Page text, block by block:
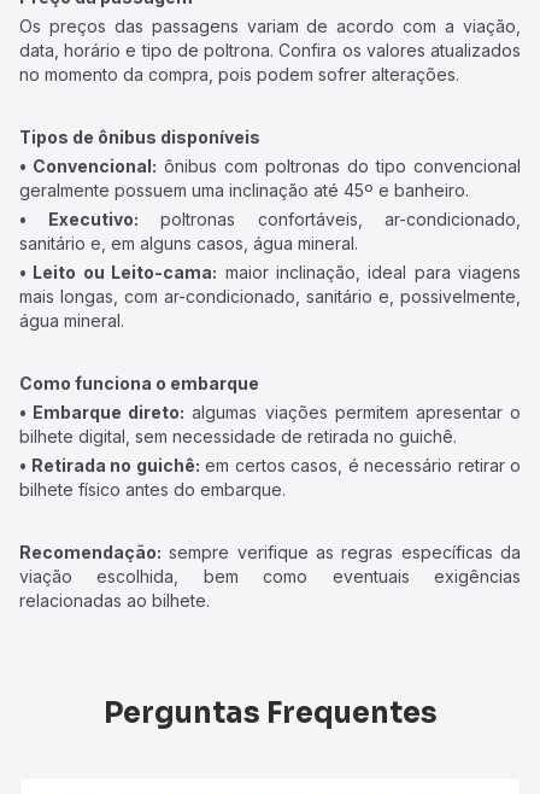
Os preços das passagens variam de acordo com a viação,
data, horário e tipo de poltrona. Confira os valores atualizados
no momento da compra, pois podem sofrer alterações.
Tipos de ônibus disponíveis
• Convencional: ônibus com poltronas do tipo convencional
geralmente possuem uma inclinação até 45º e banheiro.
• Executivo: poltronas confortáveis, ar-condicionado,
sanitário e, em alguns casos, água mineral.
• Leito ou Leito-cama: maior inclinação, ideal para viagens
mais longas, com ar-condicionado, sanitário e, possivelmente,
água mineral.
Como funciona o embarque
• Embarque direto: algumas viações permitem apresentar o
bilhete digital, sem necessidade de retirada no guichê.
• Retirada no guichê: em certos casos, é necessário retirar o
bilhete físico antes do embarque.
Recomendação: sempre verifique as regras específicas da
viação escolhida, bem como eventuais exigências
relacionadas ao bilhete.
Perguntas Frequentes